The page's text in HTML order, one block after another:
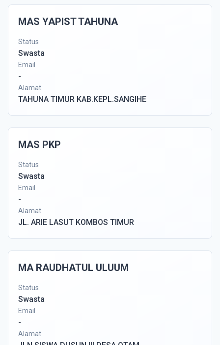
MAS YAPIST TAHUNA
Status
Swasta
Email
-
Alamat
TAHUNA TIMUR KAB.KEPL.SANGIHE
MAS PKP
Status
Swasta
Email
-
Alamat
JL. ARIE LASUT KOMBOS TIMUR
MA RAUDHATUL ULUUM
Status
Swasta
Email
-
Alamat